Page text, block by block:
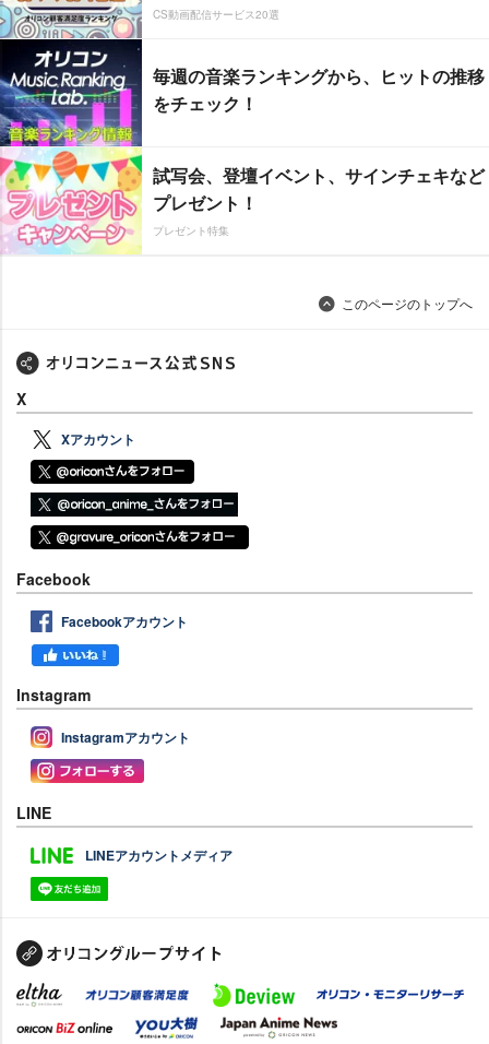
CS動画配信サービス20選
毎週の音楽ランキングから、ヒットの推移
をチェック！
試写会、登壇イベント、サインチェキなど
プレゼント！
プレゼント特集
このページのトップへ
X
Xアカウント
Facebook
Facebookアカウント
Instagram
Instagramアカウント
LINE
LINEアカウントメディア